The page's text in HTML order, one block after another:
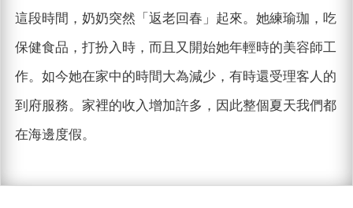
這段時間，奶奶突然「返老回春」起來。她練瑜珈，吃
保健食品，打扮入時，而且又開始她年輕時的美容師工
作。如今她在家中的時間大為減少，有時還受理客人的
到府服務。家裡的收入增加許多，因此整個夏天我們都
在海邊度假。